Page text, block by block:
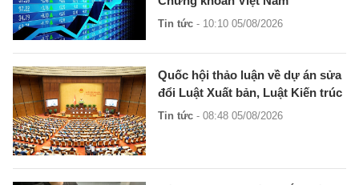
Tin tức - 10:10 05/08/2026
Quốc hội thảo luận về dự án sửa
đổi Luật Xuất bản, Luật Kiến trúc
Tin tức - 08:48 05/08/2026